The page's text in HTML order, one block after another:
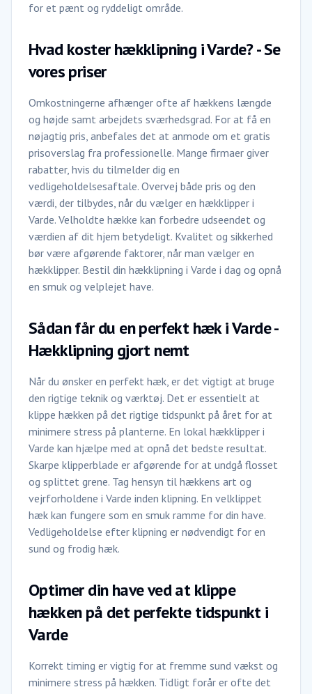
for et pænt og ryddeligt område.
Hvad koster hækklipning i Varde? - Se
vores priser
Omkostningerne afhænger ofte af hækkens længde
og højde samt arbejdets sværhedsgrad. For at få en
nøjagtig pris, anbefales det at anmode om et gratis
prisoverslag fra professionelle. Mange firmaer giver
rabatter, hvis du tilmelder dig en
vedligeholdelsesaftale. Overvej både pris og den
værdi, der tilbydes, når du vælger en hækklipper i
Varde. Velholdte hække kan forbedre udseendet og
værdien af dit hjem betydeligt. Kvalitet og sikkerhed
bør være afgørende faktorer, når man vælger en
hækklipper. Bestil din hækklipning i Varde i dag og opnå
en smuk og velplejet have.
Sådan får du en perfekt hæk i Varde -
Hækklipning gjort nemt
Når du ønsker en perfekt hæk, er det vigtigt at bruge
den rigtige teknik og værktøj. Det er essentielt at
klippe hækken på det rigtige tidspunkt på året for at
minimere stress på planterne. En lokal hækklipper i
Varde kan hjælpe med at opnå det bedste resultat.
Skarpe klipperblade er afgørende for at undgå flosset
og splittet grene. Tag hensyn til hækkens art og
vejrforholdene i Varde inden klipning. En velklippet
hæk kan fungere som en smuk ramme for din have.
Vedligeholdelse efter klipning er nødvendigt for en
sund og frodig hæk.
Optimer din have ved at klippe
hækken på det perfekte tidspunkt i
Varde
Korrekt timing er vigtig for at fremme sund vækst og
minimere stress på hækken. Tidligt forår er ofte det